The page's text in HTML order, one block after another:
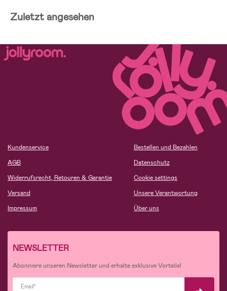
Zuletzt angesehen
Kundenservice
AGB
Widerrufsrecht, Retouren & Garantie
Versand
Impressum
Bestellen und Bezahlen
Datenschutz
Cookie settings
Unsere Verantwortung
Über uns
NEWSLETTER
Abonniere unseren Newsletter und erhalte exklusive Vorteile!
Email*